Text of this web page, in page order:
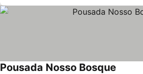
Pousada Nosso Bosque